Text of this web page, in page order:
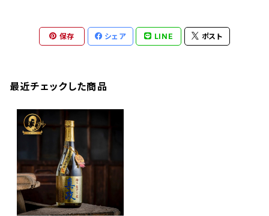
保存 シェア LINE ポスト
最近チェックした商品